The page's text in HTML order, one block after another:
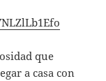
que
a casa con